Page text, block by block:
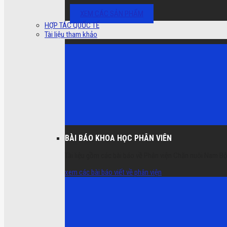
HỢP TÁC QUỐC TẾ
Tài liệu tham khảo
BÀI BÁO KHOA HỌC PHÂN VIÊN
xem các bài báo viết về phân viện